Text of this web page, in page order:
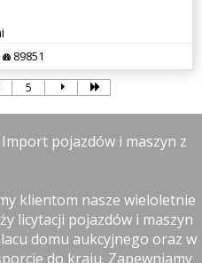
89851
5
Import pojazdów i maszyn z
klientom nasze wieloletnie
licytacji pojazdów i maszyn
domu aukcyjnego oraz w
do kraju. Zapewniamy